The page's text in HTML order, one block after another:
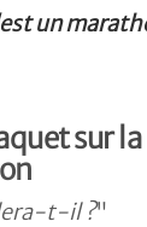
un
sur la
t-il ?"